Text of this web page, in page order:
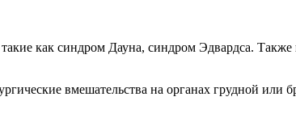
как синдром Дауна, синдром Эдвардса. Также
вмешательства на органах грудной